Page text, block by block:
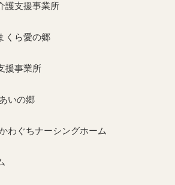
護支援事業所
くら愛の郷
援事業所
いの郷
わぐちナーシングホーム